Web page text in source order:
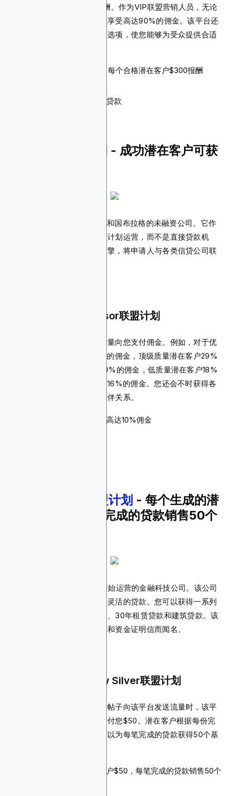
客户可以获得高达$300的报酬。作为VIP联盟营销人员，无论
您的推荐规模大小，您都可以享受高达90%的佣金。该平台还
拥有广泛的发薪日和个人贷款选项，使您能够为受众提供合适
佣金：高达90%佣金率，每个合格潜在客户$300报酬
产品：发薪日贷款、个人贷款
- 成功潜在客户可获
Volsor是一家总部位于捷克共和国布拉格的未融资公司。它作
为发薪日贷款搜索引擎和联盟计划运营，而不是直接贷款机
构。它提供发薪日贷款搜索引擎，将申请人与各类信贷公司联
为什么您应该推广Volsor联盟计划
该平台将根据您潜在客户的质量向您支付佣金。例如，对于优
质潜在客户，您可以获得17%的佣金，顶级质量潜在客户29%
的佣金，平均质量潜在客户20%的佣金，低质量潜在客户18%
的佣金，以及不可用潜在客户16%的佣金。您还会不时获得各
种营销工具以帮助您的合作伙伴关系。
佣金：成功潜在客户可获高达10%佣金
New Silver联盟计划 - 每个生成的潜
在客户$50，每笔完成的贷款销售50个
New Silver是一家于2018年开始运营的金融科技公司。该公司
专门为房地产投资者提供快速灵活的贷款。您可以获得一系列
贷款产品，包括翻新转售贷款、30年租赁贷款和建筑贷款。该
平台以即时批准、当日条款表和资金证明信而闻名。
为什么您应该推广New Silver联盟计划
当您从网站、博客或社交媒体帖子向该平台发送流量时，该平
台会为每个生成的潜在客户支付您$50。潜在客户根据每份完
整的贷款申请来确定。您还可以为每笔完成的贷款获得50个基
佣金：每个生成的潜在客户$50，每笔完成的贷款销售50个